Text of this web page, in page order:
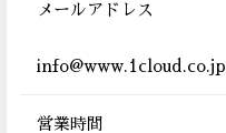
メールアドレス
info@www.1cloud.co.jp
営業時間